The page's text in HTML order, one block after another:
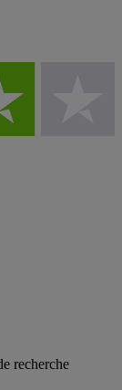
recherche